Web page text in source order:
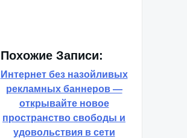
Похожие Записи:
Интернет без назойливых
рекламных баннеров —
открывайте новое
пространство свободы и
удовольствия в сети